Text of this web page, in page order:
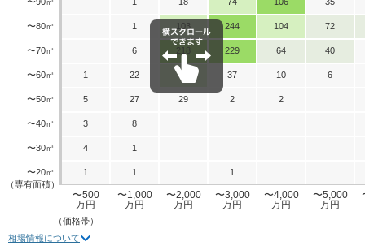
〜80㎡
〜70㎡
〜60㎡
〜50㎡
〜40㎡
〜30㎡
〜20㎡
（専有面積）
1 103 244 104 72
6 218 229 64 40
1 22 83 37 10 6
5 27 29 2 2
3 8
4 1
1 1 1
〜500
万円
〜1,000
万円
〜2,000
万円
〜3,000
万円
〜4,000
万円
〜5,000
万円
（価格帯）
相場情報について